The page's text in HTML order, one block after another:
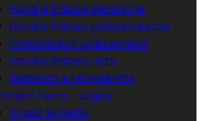
Fondi e finiture sintetiche
Fondi e finiture poliuretaniche
Catalizzatori poliuretanici
Fondi e finiture nitro
Restauro e Manutentivi
Smalti Ferro - Legno
Smalti Sintetici